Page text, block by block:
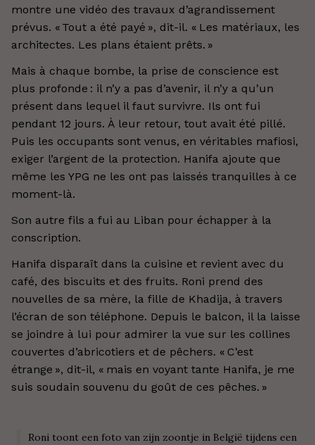
montre une vidéo des travaux d’agrandissement
prévus. « Tout a été payé », dit-il. « Les matériaux, les
architectes. Les plans étaient prêts. »
Mais à chaque bombe, la prise de conscience est
plus profonde : il n’y a pas d’avenir, il n’y a qu’un
présent dans lequel il faut survivre. Ils ont fui
pendant 12 jours. À leur retour, tout avait été pillé.
Puis les occupants sont venus, en véritables mafiosi,
exiger l’argent de la protection. Hanifa ajoute que
même les YPG ne les ont pas laissés tranquilles à ce
moment-là.
Son autre fils a fui au Liban pour échapper à la
conscription.
Hanifa disparaît dans la cuisine et revient avec du
café, des biscuits et des fruits. Roni prend des
nouvelles de sa mère, la fille de Khadija, à travers
l’écran de son téléphone. Depuis le balcon, il la laisse
se joindre à lui pour admirer la vue sur les collines
couvertes d’abricotiers et de pêchers. « C’est
étrange », dit-il, « mais en voyant tante Hanifa, je me
suis soudain souvenu du goût de ces pêches. »
Roni toont een foto van zijn zoontje in België tijdens een